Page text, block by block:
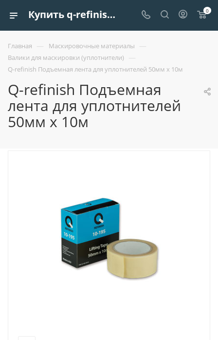
Купить q-refinish подъемная лента для уплотнителей 50мм x 10м | Европроект Tрейдинг 0
Главная — Маскировочные материалы —
Валики для маскировки (уплотнители) —
Q-refinish Подъемная лента для уплотнителей 50мм x 10м
Q-refinish Подъемная
лента для уплотнителей
50мм x 10м